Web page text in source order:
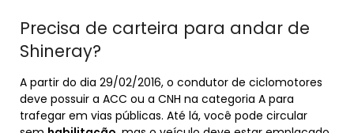
Precisa de carteira para andar de
Shineray?
A partir do dia 29/02/2016, o condutor de ciclomotores
deve possuir a ACC ou a CNH na categoria A para
trafegar em vias públicas. Até lá, você pode circular